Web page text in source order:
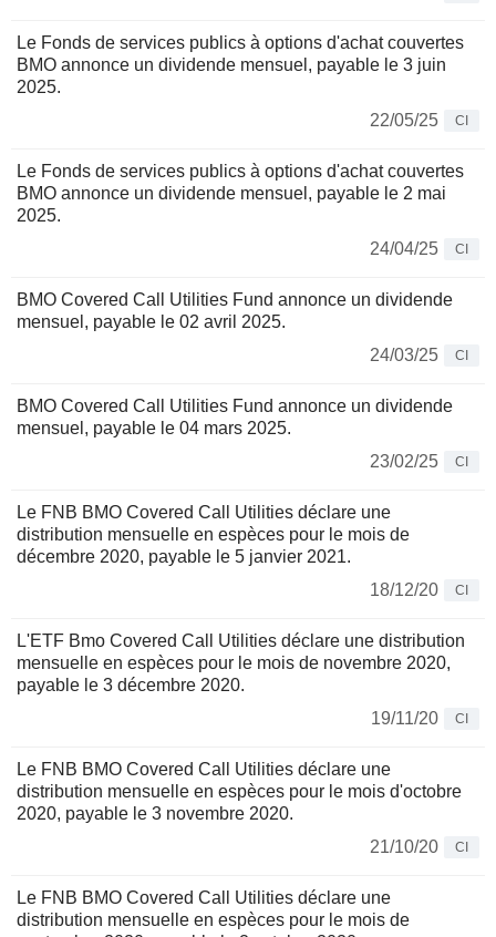
Le Fonds de services publics à options d'achat couvertes
BMO annonce un dividende mensuel, payable le 3 juin
2025.
22/05/25
CI
Le Fonds de services publics à options d'achat couvertes
BMO annonce un dividende mensuel, payable le 2 mai
2025.
24/04/25
CI
BMO Covered Call Utilities Fund annonce un dividende
mensuel, payable le 02 avril 2025.
24/03/25
CI
BMO Covered Call Utilities Fund annonce un dividende
mensuel, payable le 04 mars 2025.
23/02/25
CI
Le FNB BMO Covered Call Utilities déclare une
distribution mensuelle en espèces pour le mois de
décembre 2020, payable le 5 janvier 2021.
18/12/20
CI
L'ETF Bmo Covered Call Utilities déclare une distribution
mensuelle en espèces pour le mois de novembre 2020,
payable le 3 décembre 2020.
19/11/20
CI
Le FNB BMO Covered Call Utilities déclare une
distribution mensuelle en espèces pour le mois d'octobre
2020, payable le 3 novembre 2020.
21/10/20
CI
Le FNB BMO Covered Call Utilities déclare une
distribution mensuelle en espèces pour le mois de